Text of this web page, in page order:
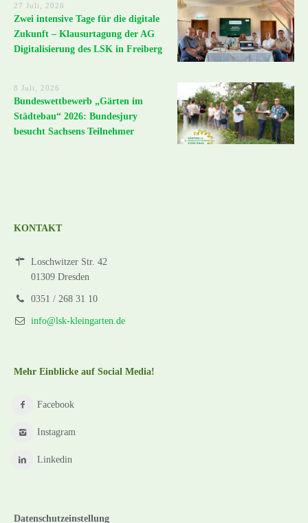
27 Juli, 2026
Zwei intensive Tage für die digitale
Zukunft – Klausurtagung der AG
Digitalisierung des LSK in Freiberg
8 Juli, 2026
Bundeswettbewerb „Gärten im
Städtebau“ 2026: Bundesjury
besucht Sachsens Teilnehmer
KONTAKT
Loschwitzer Str. 42
01309 Dresden
0351 / 268 31 10
info@lsk-kleingarten.de
Mehr Einblicke auf Social Media!
Facebook
Instagram
Linkedin
Datenschutzeinstellung